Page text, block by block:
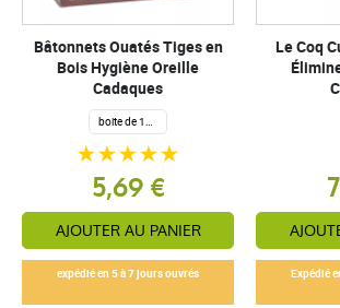
Bâtonnets Ouatés Tiges en
Bois Hygiène Oreille
Cadaques
boite de 100
5,69 €
AJOUTER AU PANIER
expédié en 5 à 7 jours ouvrés
Le Coq
Expédié